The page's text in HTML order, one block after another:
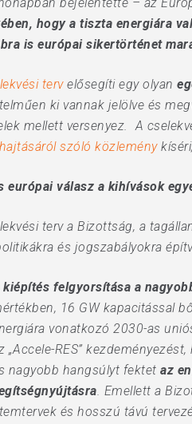
or ESC to close
hogy a tiszta energiára
is európai sikertörténet
tervelősegíti egy olyan
ki vannak jelölve és
mellett versenyez. A
szóló közlemény
európai válasz a kihívások
terv a Bizottság, a
és jogszabályokra
kiépítés felgyorsítása a
16 GW kapacitással
vonatkozó 2030-as
„Accele-RES”
nagyobb hangsúlyt fektet az
. Emellett a
és hosszú távú